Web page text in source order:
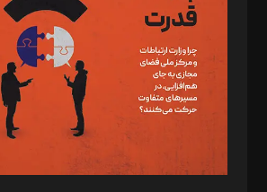
رستمی،مصطفی باستان
ویرایش: نگار استاد‌‌آقا
طراح یونیفرم: مجید توکلی
فیلمبرداری و عکاسی: امیر شفیعی، مانی لطفی زاده
گرافیک و صفحه‌آرایی: سید‌سبحان‌علی ثابت
مد‌یر توسعه تجاری: کامبیز برید‌
امور مالی: شاپور رهبری، محمد‌ کاظمی‌نیا